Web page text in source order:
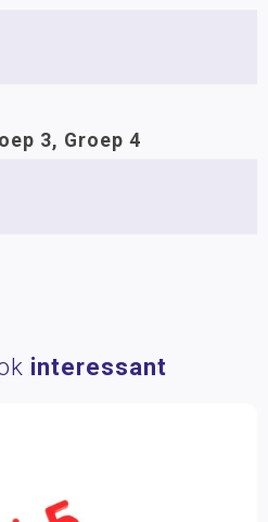
3, Groep 4
interessant